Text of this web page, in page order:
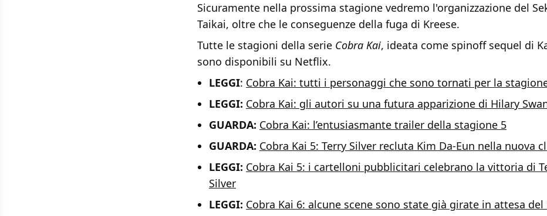
Sicuramente nella prossima stagione vedremo l'organizzazione del
Taikai, oltre che le conseguenze della fuga di Kreese.
Tutte le stagioni della serie Cobra Kai, ideata come spinoff sequel di
sono disponibili su Netflix.
LEGGI: Cobra Kai: tutti i personaggi che sono tornati per la
LEGGI: Cobra Kai: gli autori su una futura apparizione di Hilary
GUARDA: Cobra Kai: l’entusiasmante trailer della stagione 5
GUARDA: Cobra Kai 5: Terry Silver recluta Kim Da-Eun nella nuova
LEGGI: Cobra Kai 5: i cartelloni pubblicitari celebrano la vittoria di
Silver
LEGGI: Cobra Kai 6: alcune scene sono state già girate in attesa